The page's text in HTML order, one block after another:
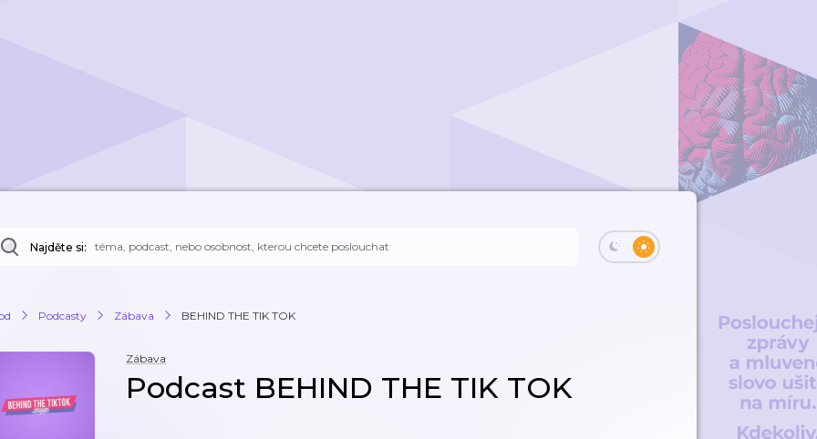
Najděte si:
Podcasty Zábava BEHIND THE TIK TOK
Zábava
Podcast BEHIND THE TIK TOK